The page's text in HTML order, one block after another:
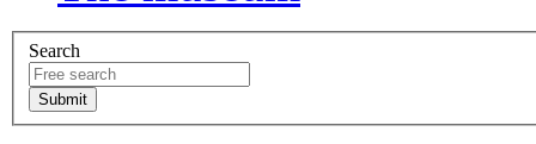
Search